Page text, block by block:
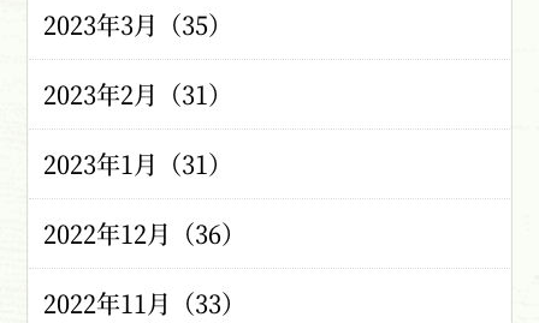
2023年3月（35）
2023年2月（31）
2023年1月（31）
2022年12月（36）
2022年11月（33）